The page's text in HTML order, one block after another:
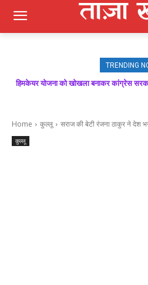
TRENDING
मजबूत बूथ ही भाजपा की जीत की गारंटी, आगामी
Home कुल्लू सराज की बेटी रंजना ठाकुर ने देश
कुल्लू